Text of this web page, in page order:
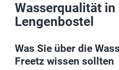
Wasserqualität in
Lengenbostel
Was Sie über die
Freetz wissen sollten